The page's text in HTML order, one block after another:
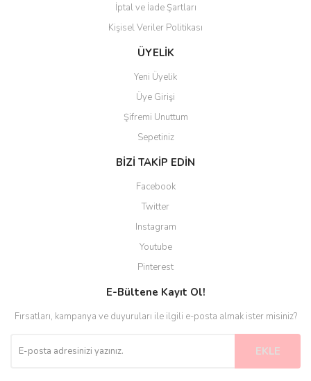
Gönder
İptal ve İade Şartları
Kişisel Veriler Politikası
ÜYELİK
Yeni Üyelik
Üye Girişi
Şifremi Unuttum
Sepetiniz
BİZİ TAKİP EDİN
Facebook
Twitter
Instagram
Youtube
Pinterest
E-Bültene Kayıt Ol!
Fırsatları, kampanya ve duyuruları ile ilgili e-posta almak ister misiniz?
EKLE